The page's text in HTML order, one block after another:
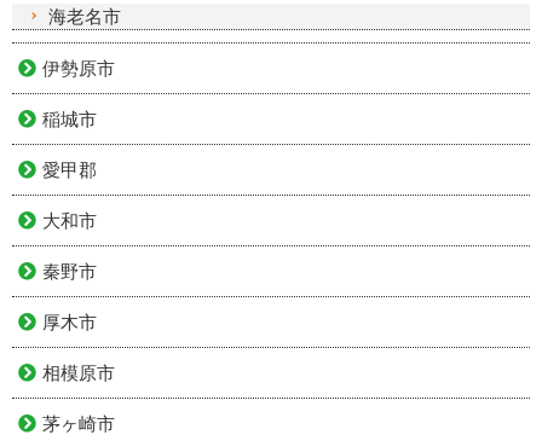
海老名市
伊勢原市
稲城市
愛甲郡
大和市
秦野市
厚木市
相模原市
茅ヶ崎市